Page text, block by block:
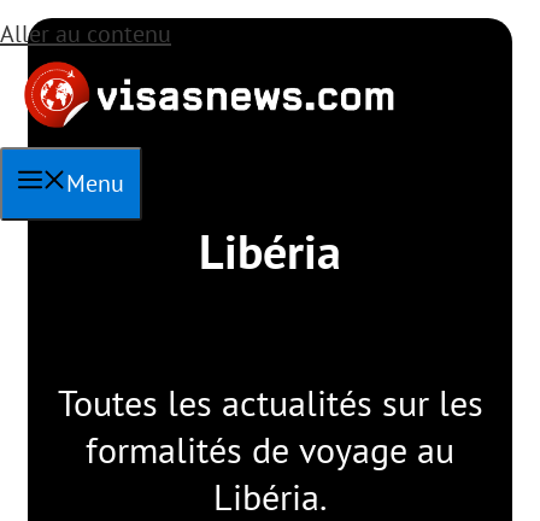
Aller au contenu
Menu
Libéria
Toutes les actualités sur les
formalités de voyage au
Libéria.